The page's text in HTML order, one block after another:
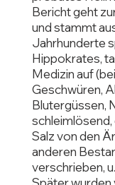
Bericht geht
und stammt
Jahrhunderte
Hippokrates,
Medizin auf
Geschwüren,
Blutergüssen,
Salz von den
anderen
verschrieben,